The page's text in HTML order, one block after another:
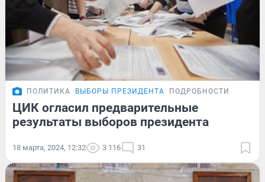
ПОЛИТИКА ВЫБОРЫ ПРЕЗИДЕНТА ПОДРОБНОСТИ
ЦИК огласил предварительные
результаты выборов президента
18 марта, 2024, 12:32 3 116 31